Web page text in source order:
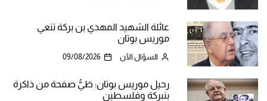
عائلة الشهيد المهدي بن بركة تنعي
موريس بوتان
السؤال الآن 09/08/2026
رحيل موريس بوتان: طَيُّ صفحة من ذاكرة
بنبركة وفلسطين